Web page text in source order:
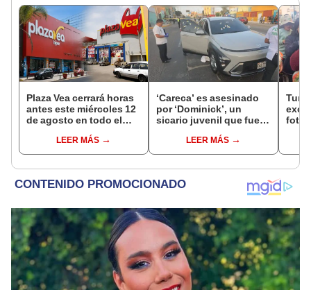
Plaza Vea cerrará horas
antes este miércoles 12
de agosto en todo el
hasta las 7 p.m.
LEER MÁS
‘Careca’ es asesinado
por ‘Dominick’, un
sicario juvenil que fue
LEER MÁS